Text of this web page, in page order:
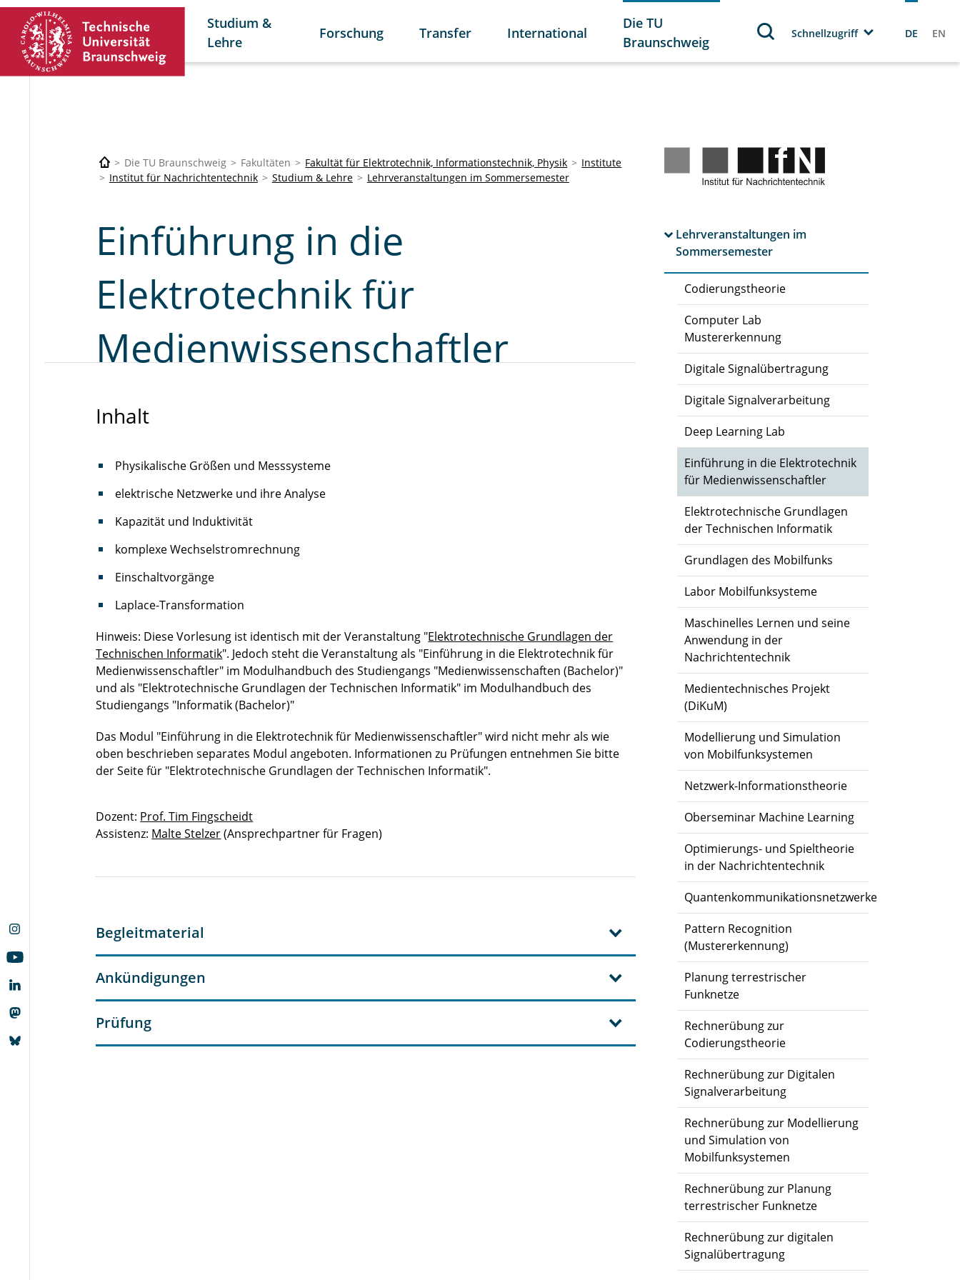
Studium &
Lehre
Forschung Transfer International
Die TU
Braunschweig
Schnellzugriff DE EN
Die TU Braunschweig Fakultäten Fakultät für Elektrotechnik, Informationstechnik, Physik
Institute
Institut für Nachrichtentechnik
Studium & Lehre Lehrveranstaltungen im Sommersemester
Lehrveranstaltungen im
Sommersemester
Codierungstheorie
Computer Lab
Mustererkennung
Digitale Signalübertragung
Digitale Signalverarbeitung
Deep Learning Lab
Einführung in die Elektrotechnik
für Medienwissenschaftler
Elektrotechnische Grundlagen
der Technischen Informatik
Grundlagen des Mobilfunks
Labor Mobilfunksysteme
Maschinelles Lernen und seine
Anwendung in der
Nachrichtentechnik
Medientechnisches Projekt
(DiKuM)
Modellierung und Simulation
von Mobilfunksystemen
Netzwerk-Informationstheorie
Oberseminar Machine Learning
Optimierungs- und Spieltheorie
in der Nachrichtentechnik
Quantenkommunikationsnetzwerke
Pattern Recognition
(Mustererkennung)
Planung terrestrischer
Funknetze
Rechnerübung zur
Codierungstheorie
Rechnerübung zur Digitalen
Signalverarbeitung
Rechnerübung zur Modellierung
und Simulation von
Mobilfunksystemen
Rechnerübung zur Planung
terrestrischer Funknetze
Rechnerübung zur digitalen
Signalübertragung
Einführung in die
Elektrotechnik für
Medienwissenschaftler
Inhalt
Physikalische Größen und Messsysteme
elektrische Netzwerke und ihre Analyse
Kapazität und Induktivität
komplexe Wechselstromrechnung
Einschaltvorgänge
Laplace-Transformation
Hinweis: Diese Vorlesung ist identisch mit der Veranstaltung "Elektrotechnische Grundlagen der
Technischen Informatik". Jedoch steht die Veranstaltung als "Einführung in die Elektrotechnik für
Medienwissenschaftler" im Modulhandbuch des Studiengangs "Medienwissenschaften (Bachelor)"
und als "Elektrotechnische Grundlagen der Technischen Informatik" im Modulhandbuch des
Studiengangs "Informatik (Bachelor)"
Das Modul "Einführung in die Elektrotechnik für Medienwissenschaftler" wird nicht mehr als wie
oben beschrieben separates Modul angeboten. Informationen zu Prüfungen entnehmen Sie bitte
der Seite für "Elektrotechnische Grundlagen der Technischen Informatik".
Dozent: Prof. Tim Fingscheidt
Assistenz: Malte Stelzer(Ansprechpartner für Fragen)
Begleitmaterial
Ankündigungen
Prüfung